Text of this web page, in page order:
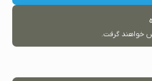
خواهند گرفت.